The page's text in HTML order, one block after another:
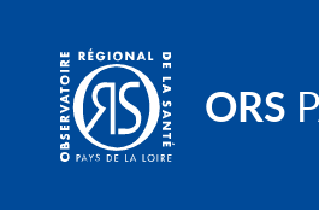
content
ORS